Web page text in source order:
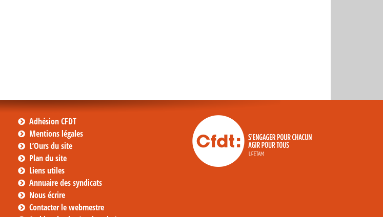
Adhésion CFDT
Mentions légales
L’Ours du site
Plan du site
Liens utiles
Annuaire des syndicats
Nous écrire
Contacter le webmestre